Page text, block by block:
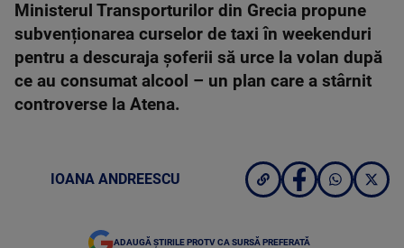
Ministerul Transporturilor din Grecia propune
subvenționarea curselor de taxi în weekenduri
pentru a descuraja șoferii să urce la volan după
ce au consumat alcool – un plan care a stârnit
controverse la Atena.
IOANA ANDREESCU
ADAUGĂ ȘTIRILE PROTV CA SURSĂ PREFERATĂ